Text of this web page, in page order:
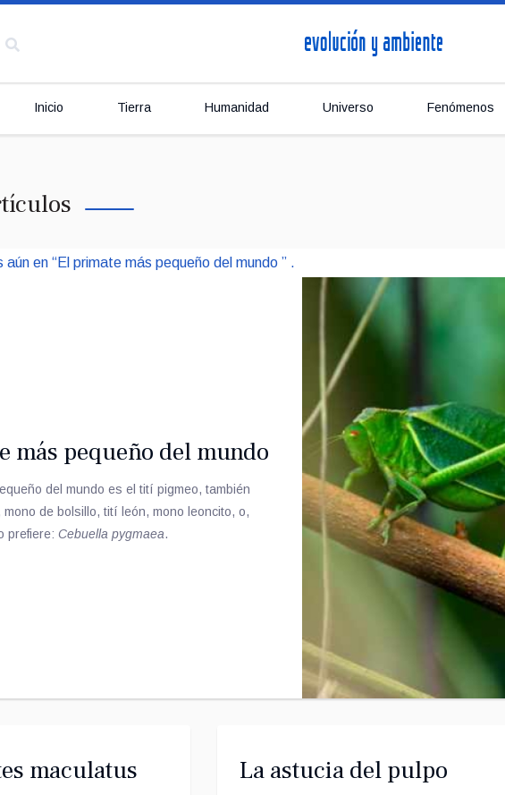
Inicio Tierra Humanidad Universo Fenómenos
aún en “El primate más pequeño del mundo ” .
más pequeño del mundo
del mundo es el tití pigmeo, también
mono de bolsillo, tití león, mono leoncito, o,
prefiere: Cebuella pygmaea.
maculatus La astucia del pulpo